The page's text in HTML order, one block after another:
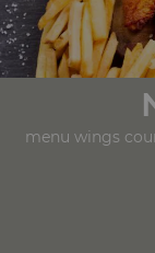
menu wings